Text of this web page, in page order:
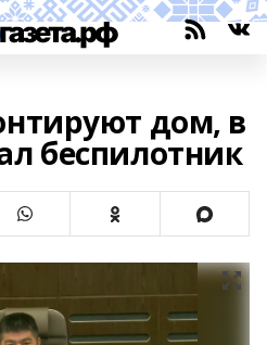
дом, в
беспилотник